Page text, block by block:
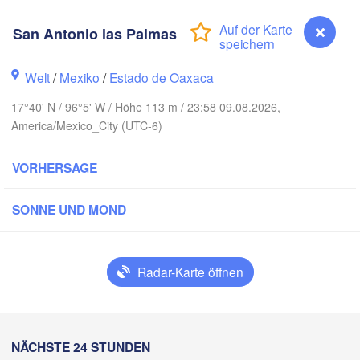
San Antonio las Palmas
Welt/Mexiko /Estado de Oaxaca
17°40' N / 96°5' W / Höhe 113 m / 23:58 09.08.2026,
America/Mexico_City (UTC-6)
VORHERSAGE
SONNE UND MOND
Radar-Karte öffnen
NÄCHSTE 24 STUNDEN
Potosí
Ciudad Victoria
Tampico
Ciudad de México
Veracruz
San Antonio las Palmas